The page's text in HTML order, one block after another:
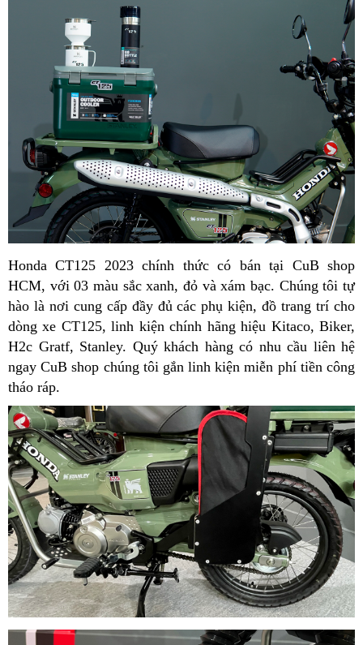
Honda CT125 2023 chính thức có bán tại CuB shop
HCM, với 03 màu sắc xanh, đỏ và xám bạc. Chúng tôi tự
hào là nơi cung cấp đầy đủ các phụ kiện, đồ trang trí cho
dòng xe CT125, linh kiện chính hãng hiệu Kitaco, Biker,
H2c Gratf, Stanley. Quý khách hàng có nhu cầu liên hệ
ngay CuB shop chúng tôi gắn linh kiện miễn phí tiền công
tháo ráp.